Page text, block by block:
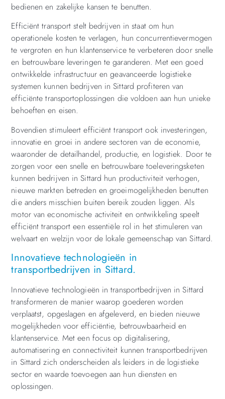
bedienen en zakelijke kansen te benutten.
Efficiënt transport stelt bedrijven in staat om hun
operationele kosten te verlagen, hun concurrentievermogen
te vergroten en hun klantenservice te verbeteren door snelle
en betrouwbare leveringen te garanderen. Met een goed
ontwikkelde infrastructuur en geavanceerde logistieke
systemen kunnen bedrijven in Sittard profiteren van
efficiënte transportoplossingen die voldoen aan hun unieke
behoeften en eisen.
Bovendien stimuleert efficiënt transport ook investeringen,
innovatie en groei in andere sectoren van de economie,
waaronder de detailhandel, productie, en logistiek. Door te
zorgen voor een snelle en betrouwbare toeleveringsketen
kunnen bedrijven in Sittard hun productiviteit verhogen,
nieuwe markten betreden en groeimogelijkheden benutten
die anders misschien buiten bereik zouden liggen. Als
motor van economische activiteit en ontwikkeling speelt
efficiënt transport een essentiële rol in het stimuleren van
welvaart en welzijn voor de lokale gemeenschap van Sittard.
Innovatieve technologieën in
transportbedrijven in Sittard.
Innovatieve technologieën in transportbedrijven in Sittard
transformeren de manier waarop goederen worden
verplaatst, opgeslagen en afgeleverd, en bieden nieuwe
mogelijkheden voor efficiëntie, betrouwbaarheid en
klantenservice. Met een focus op digitalisering,
automatisering en connectiviteit kunnen transportbedrijven
in Sittard zich onderscheiden als leiders in de logistieke
sector en waarde toevoegen aan hun diensten en
oplossingen.